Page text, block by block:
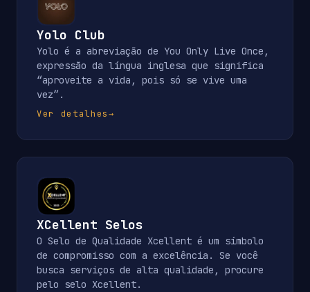
Yolo Club
Yolo é a abreviação de You Only Live Once,
expressão da língua inglesa que significa
“aproveite a vida, pois só se vive uma
vez”.
Ver detalhes→
XCellent Selos
O Selo de Qualidade Xcellent é um símbolo
de compromisso com a excelência. Se você
busca serviços de alta qualidade, procure
pelo selo Xcellent.